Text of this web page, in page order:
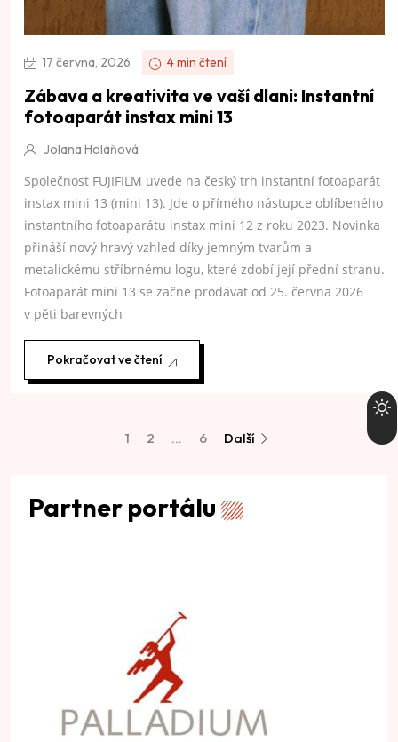
17 června, 2026 4 min čtení
Zábava a kreativita ve vaší dlani: Instantní
fotoaparát instax mini 13
Jolana Holáňová
Společnost FUJIFILM uvede na český trh instantní fotoaparát
instax mini 13 (mini 13). Jde o přímého nástupce oblíbeného
instantního fotoaparátu instax mini 12 z roku 2023. Novinka
přináší nový hravý vzhled díky jemným tvarům a
metalickému stříbrnému logu, které zdobí její přední stranu.
Fotoaparát mini 13 se začne prodávat od 25. června 2026
v pěti barevných
Pokračovat ve čtení
1 2 … 6 Další
Partner portálu